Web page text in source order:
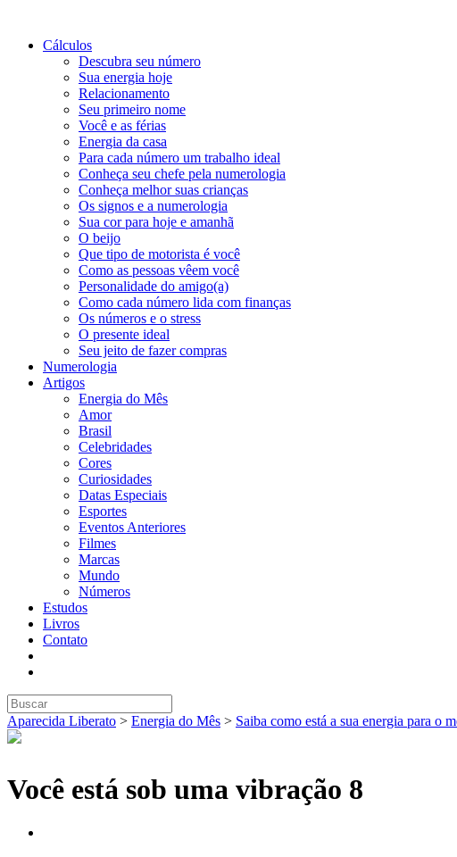
Cálculos
Descubra seu número
Sua energia hoje
Relacionamento
Seu primeiro nome
Você e as férias
Energia da casa
Para cada número um trabalho ideal
Conheça seu chefe pela numerologia
Conheça melhor suas crianças
Os signos e a numerologia
Sua cor para hoje e amanhã
O beijo
Que tipo de motorista é você
Como as pessoas vêem você
Personalidade do amigo(a)
Como cada número lida com finanças
Os números e o stress
O presente ideal
Seu jeito de fazer compras
Numerologia
Artigos
Energia do Mês
Amor
Brasil
Celebridades
Cores
Curiosidades
Datas Especiais
Esportes
Eventos Anteriores
Filmes
Marcas
Mundo
Números
Estudos
Livros
Contato
Aparecida Liberato > Energia do Mês > Saiba como está a sua energia para o
Você está sob uma vibração 8